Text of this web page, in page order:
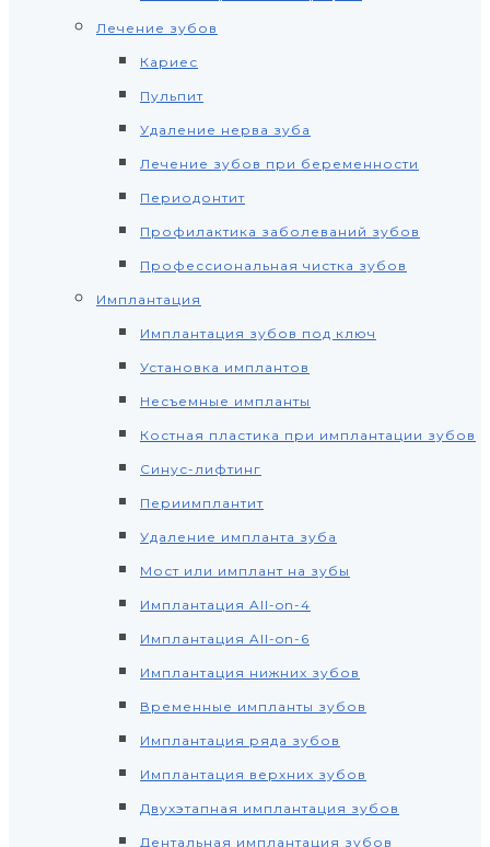
Лечение зубов
Кариес
Пульпит
Удаление нерва зуба
Лечение зубов при беременности
Периодонтит
Профилактика заболеваний зубов
Профессиональная чистка зубов
Имплантация
Имплантация зубов под ключ
Установка имплантов
Несъемные импланты
Костная пластика при имплантации зубов
Синус-лифтинг
Периимплантит
Удаление импланта зуба
Мост или имплант на зубы
Имплантация All-on-4
Имплантация All-on-6
Имплантация нижних зубов
Временные импланты зубов
Имплантация ряда зубов
Имплантация верхних зубов
Двухэтапная имплантация зубов
Дентальная имплантация зубов